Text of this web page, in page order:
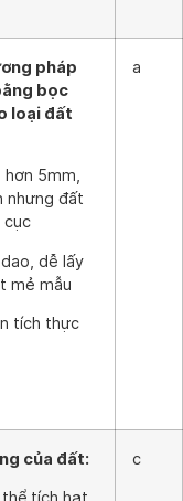
pháp
bọc
loại đất
5mm,
nhưng đất
cục
dễ lấy
mẻ mẫu
tích thực
a
của đất: c